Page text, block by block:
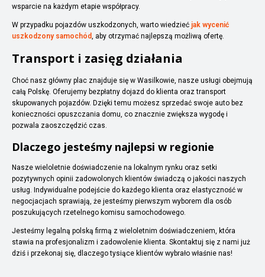
wsparcie na każdym etapie współpracy.
W przypadku pojazdów uszkodzonych, warto wiedzieć jak wycenić
uszkodzony samochód, aby otrzymać najlepszą możliwą ofertę.
Transport i zasięg działania
Choć nasz główny plac znajduje się w Wasilkowie, nasze usługi obejmują
całą Polskę. Oferujemy bezpłatny dojazd do klienta oraz transport
skupowanych pojazdów. Dzięki temu możesz sprzedać swoje auto bez
konieczności opuszczania domu, co znacznie zwiększa wygodę i
pozwala zaoszczędzić czas.
Dlaczego jesteśmy najlepsi w regionie
Nasze wieloletnie doświadczenie na lokalnym rynku oraz setki
pozytywnych opinii zadowolonych klientów świadczą o jakości naszych
usług. Indywidualne podejście do każdego klienta oraz elastyczność w
negocjacjach sprawiają, że jesteśmy pierwszym wyborem dla osób
poszukujących rzetelnego komisu samochodowego.
Jesteśmy legalną polską firmą z wieloletnim doświadczeniem, która
stawia na profesjonalizm i zadowolenie klienta. Skontaktuj się z nami już
dziś i przekonaj się, dlaczego tysiące klientów wybrało właśnie nas!